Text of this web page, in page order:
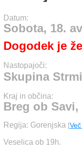
Datum:
Sobota, 18.
Dogodek je
Nastopajoči:
Skupina
Kraj in občina:
Breg ob Savi,
Regija: Gorenjska [
Veselica ob 19h.